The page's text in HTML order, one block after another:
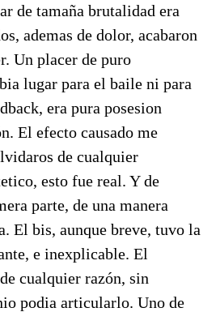
de tamaña brutalidad era
ademas de dolor, acabaron
Un placer de puro
lugar para el baile ni para
era pura posesion
El efecto causado me
de cualquier
esto fue real. Y de
parte, de una manera
El bis, aunque breve, tuvo la
e inexplicable. El
cualquier razón, sin
podia articularlo. Uno de